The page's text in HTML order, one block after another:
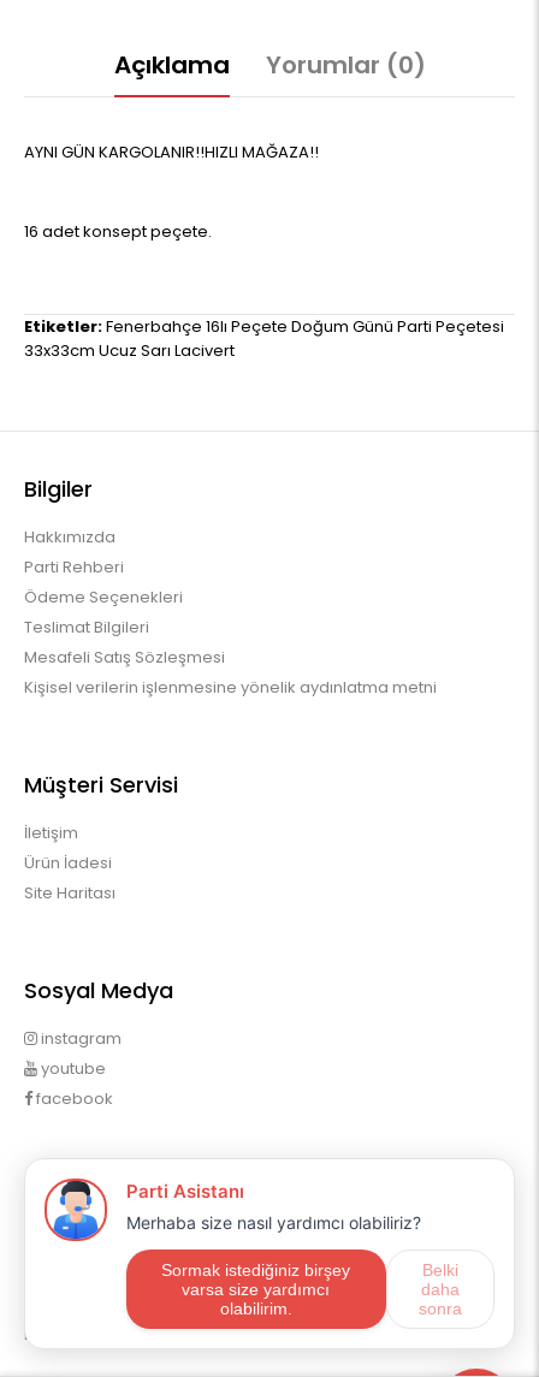
Açıklama Yorumlar (0)
AYNI GÜN KARGOLANIR!!HIZLI MAĞAZA!!
16 adet konsept peçete.
Etiketler:Fenerbahçe 16lı Peçete Doğum Günü Parti Peçetesi
33x33cm Ucuz Sarı Lacivert
Bilgiler
Hakkımızda
Parti Rehberi
Ödeme Seçenekleri
Teslimat Bilgileri
Mesafeli Satış Sözleşmesi
Kişisel verilerin işlenmesine yönelik aydınlatma metni
Müşteri Servisi
İletişim
Ürün İadesi
Site Haritası
Sosyal Medya
instagram
youtube
facebook
Profilim
Profilim
Sipariş Geçmişim
Alışveriş Listem
Mail Aboneliği